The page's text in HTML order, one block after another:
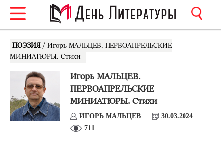
ПОЭЗИЯ / Игорь МАЛЬЦЕВ. ПЕРВОАПРЕЛЬСКИЕ
МИНИАТЮРЫ. Стихи
Игорь МАЛЬЦЕВ.
ПЕРВОАПРЕЛЬСКИЕ
МИНИАТЮРЫ. Стихи
ИГОРЬ МАЛЬЦЕВ
30.03.2024
711